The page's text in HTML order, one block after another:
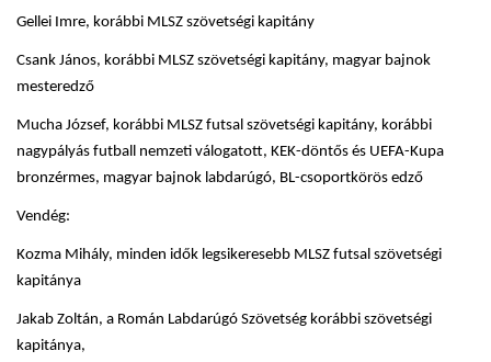
Gellei Imre, korábbi MLSZ szövetségi kapitány
Csank János, korábbi MLSZ szövetségi kapitány, magyar bajnok
mesteredző
Mucha József, korábbi MLSZ futsal szövetségi kapitány, korábbi
nagypályás futball nemzeti válogatott, KEK-döntős és UEFA-Kupa
bronzérmes, magyar bajnok labdarúgó, BL-csoportkörös edző
Vendég:
Kozma Mihály, minden idők legsikeresebb MLSZ futsal szövetségi
kapitánya
Jakab Zoltán, a Román Labdarúgó Szövetség korábbi szövetségi
kapitánya,